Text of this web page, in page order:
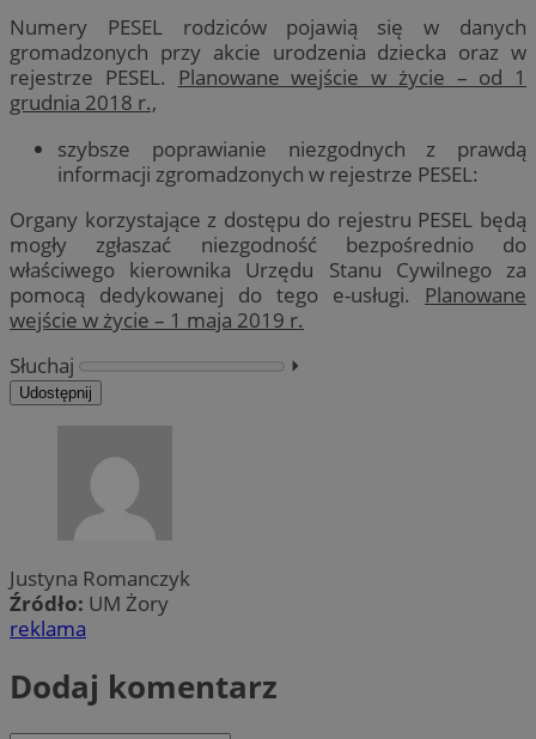
Numery PESEL rodziców pojawią się w danych
gromadzonych przy akcie urodzenia dziecka oraz w
rejestrze PESEL. Planowane wejście w życie – od 1
grudnia 2018 r.,
szybsze poprawianie niezgodnych z prawdą
informacji zgromadzonych w rejestrze PESEL:
Organy korzystające z dostępu do rejestru PESEL będą
mogły zgłaszać niezgodność bezpośrednio do
właściwego kierownika Urzędu Stanu Cywilnego za
pomocą dedykowanej do tego e-usługi. Planowane
wejście w życie – 1 maja 2019 r.
Słuchaj
⏵︎
Udostępnij
Justyna Romanczyk
Źródło: UM Żory
reklama
Dodaj komentarz